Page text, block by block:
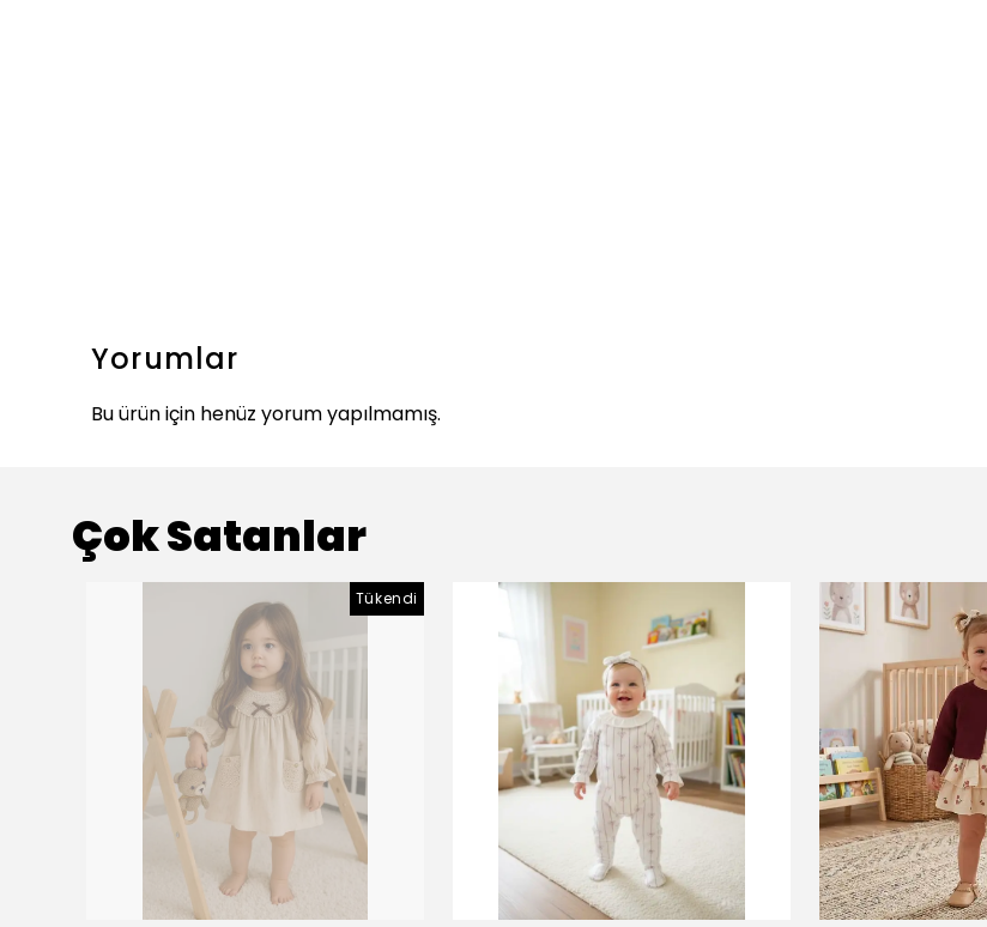
Yorumlar
Bu ürün için henüz yorum yapılmamış.
Çok Satanlar
Tükendi